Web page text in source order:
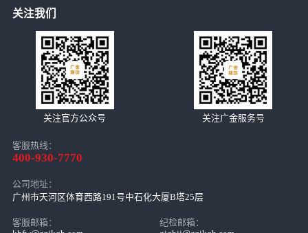
关注我们
关注官方公众号 关注广金服务号
客服热线：
400-930-7770
公司地址：
广州市天河区体育西路191号中石化大厦B塔25层
客服邮箱：
纪检邮箱：